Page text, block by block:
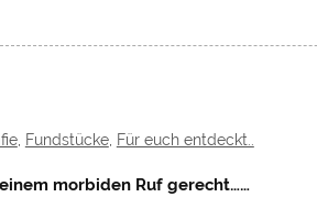
, Fundstücke, Für euch entdeckt..
morbiden Ruf gerecht……